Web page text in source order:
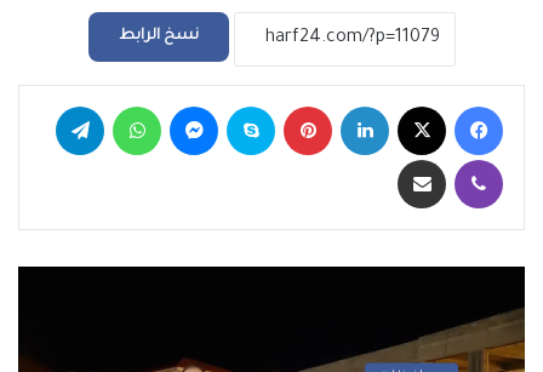
نسخ الرابط
فيسبوك لينكدإن بينتيريست سكايب ماسنجر واتساب
ڤايبر مشاركة عبر البريد